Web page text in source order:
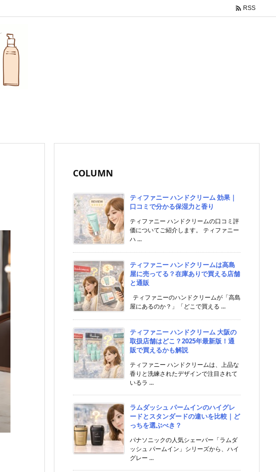
 RSS
COLUMN
ティファニー ハンドクリーム 効果｜
口コミで分かる保湿力と香り
ティファニー ハンドクリームの口コミ評
価についてご紹介します。 ティファニー
ハ ...
ティファニー ハンドクリームは高島
屋に売ってる？在庫ありで買える店舗
と通販
ティファニーのハンドクリームが「高島
屋にあるのか？」「どこで買える ...
ティファニー ハンドクリーム 大阪の
取扱店舗はどこ？2025年最新版！通
販で買えるかも解説
ティファニー ハンドクリームは、上品な
香りと洗練されたデザインで注目されて
いるラ ...
ラムダッシュ パームインのハイグレ
ードとスタンダードの違いを比較｜ど
っちを選ぶべき？
パナソニックの人気シェーバー「ラムダ
ッシュ パームイン」シリーズから、ハイ
グレー ...